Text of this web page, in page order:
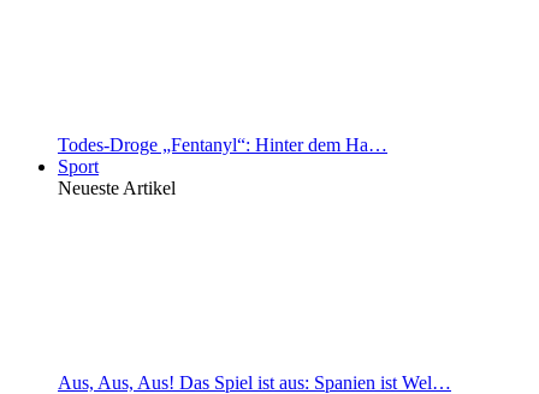
Todes-Droge „Fentanyl“: Hinter dem Ha…
Sport
Neueste Artikel
Aus, Aus, Aus! Das Spiel ist aus: Spanien ist Wel…